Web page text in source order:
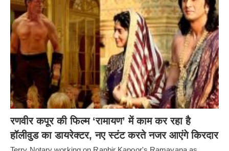
रणवीर कपूर की फिल्म ‘रामायण’ में काम कर रहा है
हॉलीवुड का डायरेक्टर, नए स्टंट करते नजर आएंगे किरदार